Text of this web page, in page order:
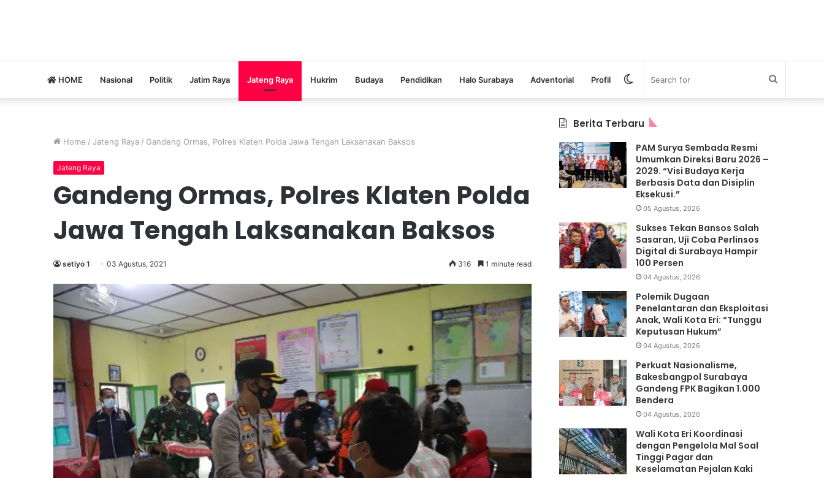
HOME Nasional Politik Jatim Raya Jateng Raya Hukrim Budaya Pendidikan Halo Surabaya Adventorial Profil Search
Switch
skin
Home / Jateng Raya / Gandeng Ormas, Polres Klaten Polda Jawa Tengah Laksanakan Baksos
Jateng Raya
Gandeng Ormas, Polres Klaten Polda
Jawa Tengah Laksanakan Baksos
setiyo 1 03 Agustus, 2021 316 1 minute read
Berita Terbaru
PAM Surya Sembada Resmi
Umumkan Direksi Baru 2026 –
2029. “Visi Budaya Kerja
Berbasis Data dan Disiplin
Eksekusi.”
05 Agustus, 2026
Sukses Tekan Bansos Salah
Sasaran, Uji Coba Perlinsos
Digital di Surabaya Hampir
100 Persen
04 Agustus, 2026
Polemik Dugaan
Penelantaran dan Eksploitasi
Anak, Wali Kota Eri: “Tunggu
Keputusan Hukum”
04 Agustus, 2026
Perkuat Nasionalisme,
Bakesbangpol Surabaya
Gandeng FPK Bagikan 1.000
Bendera
04 Agustus, 2026
Wali Kota Eri Koordinasi
dengan Pengelola Mal Soal
Tinggi Pagar dan
Keselamatan Pejalan Kaki